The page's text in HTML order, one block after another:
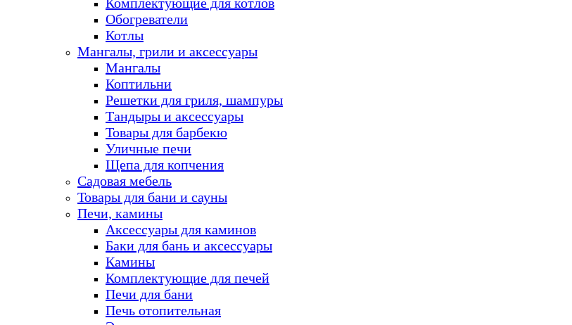
Обогреватели
Котлы
Мангалы, грили и аксессуары
Мангалы
Коптильни
Решетки для гриля, шампуры
Тандыры и аксессуары
Товары для барбекю
Уличные печи
Щепа для копчения
Садовая мебель
Товары для бани и сауны
Печи, камины
Аксессуары для каминов
Баки для бань и аксессуары
Камины
Комплектующие для печей
Печи для бани
Печь отопительная